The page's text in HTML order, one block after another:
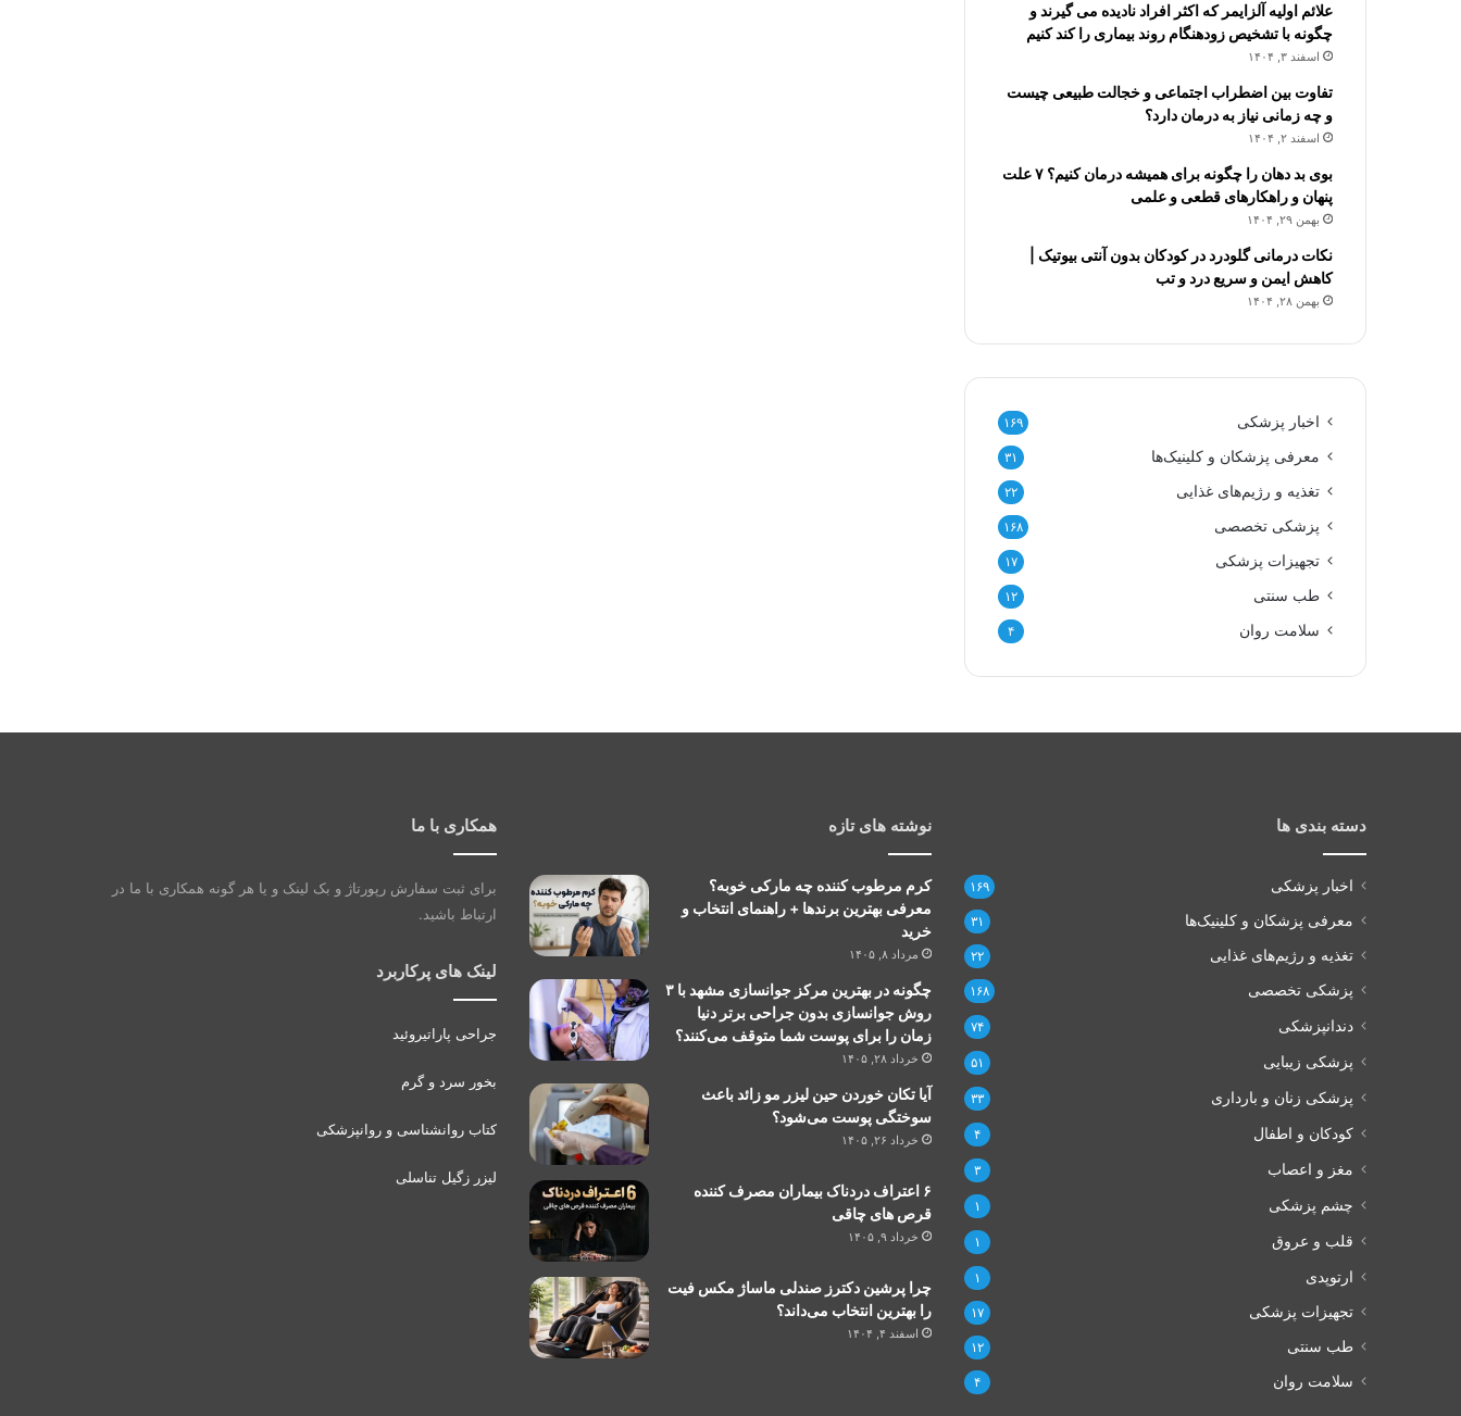
علائم اولیه آلزایمر که اکثر افراد نادیده می گیرند و
چگونه با تشخیص زودهنگام روند بیماری را کند کنیم
اسفند ۳, ۱۴۰۴
تفاوت بین اضطراب اجتماعی و خجالت طبیعی چیست
و چه زمانی نیاز به درمان دارد؟
اسفند ۲, ۱۴۰۴
بوی بد دهان را چگونه برای همیشه درمان کنیم؟ ۷ علت
پنهان و راهکارهای قطعی و علمی
بهمن ۲۹, ۱۴۰۴
نکات درمانی گلودرد در کودکان بدون آنتی بیوتیک |
کاهش ایمن و سریع درد و تب
بهمن ۲۸, ۱۴۰۴
اخبار پزشکی ۱۶۹
معرفی پزشکان و کلینیک‌ها ۳۱
تغذیه و رژیم‌های غذایی ۲۲
پزشکی تخصصی ۱۶۸
تجهیزات پزشکی ۱۷
طب سنتی ۱۲
سلامت روان ۴
دسته بندی ها
اخبار پزشکی ۱۶۹
معرفی پزشکان و کلینیک‌ها ۳۱
تغذیه و رژیم‌های غذایی ۲۲
پزشکی تخصصی ۱۶۸
دندانپزشکی ۷۴
پزشکی زیبایی ۵۱
پزشکی زنان و بارداری ۳۳
کودکان و اطفال ۴
مغز و اعصاب ۳
چشم پزشکی ۱
قلب و عروق ۱
ارتوپدی ۱
تجهیزات پزشکی ۱۷
طب سنتی ۱۲
سلامت روان ۴
نوشته های تازه
کرم مرطوب کننده چه مارکی خوبه؟
معرفی بهترین برندها + راهنمای انتخاب و
خرید
مرداد ۸, ۱۴۰۵
چگونه در بهترین مرکز جوانسازی مشهد با ۳
روش جوانسازی بدون جراحی برتر دنیا
زمان را برای پوست شما متوقف می‌کنند؟
خرداد ۲۸, ۱۴۰۵
آیا تکان خوردن حین لیزر مو زائد باعث
سوختگی پوست می‌شود؟
خرداد ۲۶, ۱۴۰۵
۶ اعتراف دردناک بیماران مصرف کننده
قرص های چاقی
خرداد ۹, ۱۴۰۵
چرا پرشین دکترز صندلی ماساژ مکس فیت
را بهترین انتخاب می‌داند؟
اسفند ۴, ۱۴۰۴
همکاری با ما
برای ثبت سفارش رپورتاژ و بک لینک و یا هر گونه همکاری با ما در
ارتباط باشید.
لینک های پرکاربرد
جراحی پاراتیروئید
بخور سرد و گرم
کتاب روانشناسی و روانپزشکی
لیزر زگیل تناسلی